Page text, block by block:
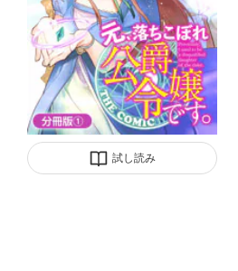
試し読み